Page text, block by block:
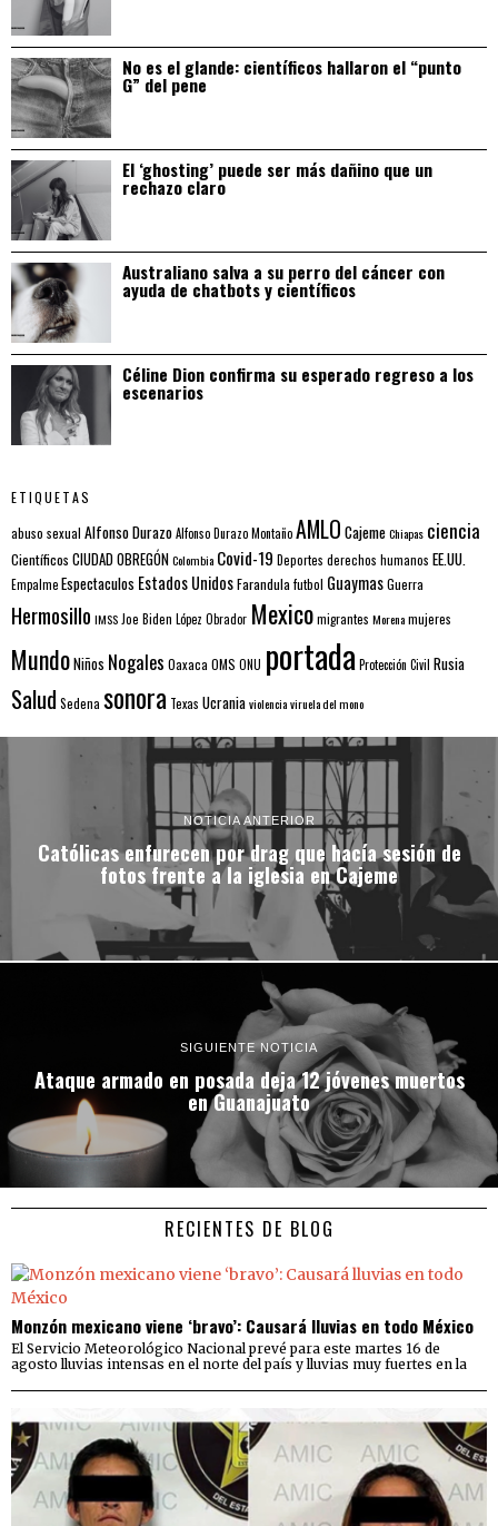
No es el glande: científicos hallaron el “punto
G” del pene
El ‘ghosting’ puede ser más dañino que un
rechazo claro
Australiano salva a su perro del cáncer con
ayuda de chatbots y científicos
Céline Dion confirma su esperado regreso a los
escenarios
ETIQUETAS
abuso sexual Alfonso DurazoAlfonso Durazo MontañoAMLO CajemeChiapas ciencia
Científicos CIUDAD OBREGÓNColombia Covid-19 Deportes derechos humanos EE.UU.
EmpalmeEspectaculos Estados UnidosFarandula futbol GuaymasGuerra
Hermosillo IMSS Joe Biden López Obrador Mexicomigrantes Morenamujeres
MundoNiños Nogales Oaxaca OMS ONU portada Protección Civil Rusia
Salud Sedena sonora Texas Ucraniaviolenciaviruela del mono
NOTICIA ANTERIOR
Católicas enfurecen por drag que hacía sesión de
fotos frente a la iglesia en Cajeme
SIGUIENTE NOTICIA
Ataque armado en posada deja 12 jóvenes muertos
en Guanajuato
RECIENTES DE BLOG
Monzón mexicano viene ‘bravo’: Causará lluvias en todo México
El Servicio Meteorológico Nacional prevé para este martes 16 de
agosto lluvias intensas en el norte del país y lluvias muy fuertes en la